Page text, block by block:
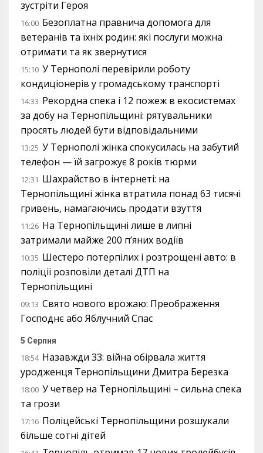
зустріти Героя
16:00 Безоплатна правнича допомога для
ветеранів та їхніх родин: які послуги можна
отримати та як звернутися
15:10 У Тернополі перевірили роботу
кондиціонерів у громадському транспорті
14:33 Рекордна спека і 12 пожеж в екосистемах
за добу на Тернопільщині: рятувальники
просять людей бути відповідальними
13:25 У Тернополі жінка спокусилась на забутий
телефон — їй загрожує 8 років тюрми
12:31 Шахрайство в інтернеті: на
Тернопільщині жінка втратила понад 63 тисячі
гривень, намагаючись продати взуття
11:26 На Тернопільщині лише в липні
затримали майже 200 п’яних водіїв
10:35 Шестеро потерпілих і розтрощені авто: в
поліції розповіли деталі ДТП на
Тернопільщині
09:13 Свято нового врожаю: Преображення
Господнє або Яблучний Спас
5 Серпня
18:54 Назавжди 33: війна обірвала життя
уродженця Тернопільщини Дмитра Березка
18:00 У четвер на Тернопільщині – сильна спека
та грози
17:16 Поліцейські Тернопільщини розшукали
більше сотні дітей